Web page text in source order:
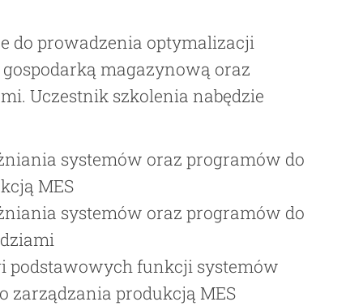
do prowadzenia optymalizacji
magazynową oraz
Uczestnik szkolenia nabędzie
systemów oraz programów do
MES
systemów oraz programów do
podstawowych funkcji systemów
zarządzania produkcją MES